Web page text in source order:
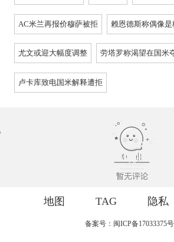
AC米兰再报价穆萨被拒 赖恩德斯称偶像是
尤文或迎大幅度调整 劳塔罗称渴望在国米
卢卡库致电国米解释遭拒
地图 TAG 隐私
备案号：闽ICP备17033375